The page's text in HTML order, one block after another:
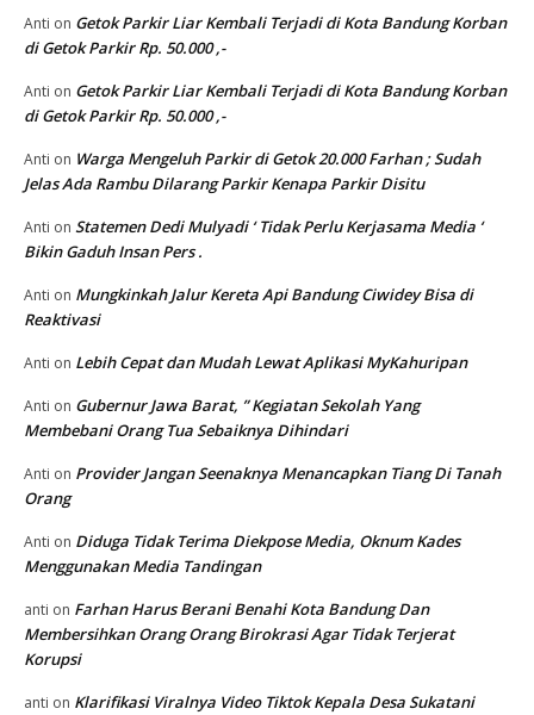
Anti on Getok Parkir Liar Kembali Terjadi di Kota Bandung Korban
di Getok Parkir Rp. 50.000 ,-
Anti on Getok Parkir Liar Kembali Terjadi di Kota Bandung Korban
di Getok Parkir Rp. 50.000 ,-
Anti on Warga Mengeluh Parkir di Getok 20.000 Farhan ; Sudah
Jelas Ada Rambu Dilarang Parkir Kenapa Parkir Disitu
Anti on Statemen Dedi Mulyadi ‘ Tidak Perlu Kerjasama Media ‘
Bikin Gaduh Insan Pers .
Anti on Mungkinkah Jalur Kereta Api Bandung Ciwidey Bisa di
Reaktivasi
Anti on Lebih Cepat dan Mudah Lewat Aplikasi MyKahuripan
Anti on Gubernur Jawa Barat, ” Kegiatan Sekolah Yang
Membebani Orang Tua Sebaiknya Dihindari
Anti on Provider Jangan Seenaknya Menancapkan Tiang Di Tanah
Orang
Anti on Diduga Tidak Terima Diekpose Media, Oknum Kades
Menggunakan Media Tandingan
anti on Farhan Harus Berani Benahi Kota Bandung Dan
Membersihkan Orang Orang Birokrasi Agar Tidak Terjerat
Korupsi
anti on Klarifikasi Viralnya Video Tiktok Kepala Desa Sukatani